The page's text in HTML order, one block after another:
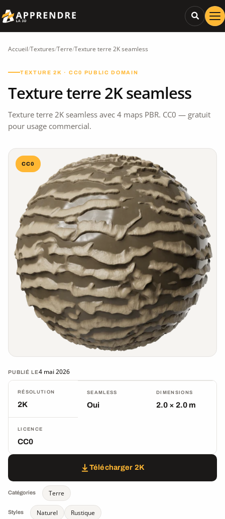
Accueil/Textures/Terre/Texture terre 2K seamless
TEXTURE 2K · CC0 PUBLIC DOMAIN
Texture terre 2K seamless
Texture terre 2K seamless avec 4 maps PBR. CC0 — gratuit
pour usage commercial.
CC0
PUBLIÉ LE4 mai 2026
RÉSOLUTION
2K
SEAMLESS
Oui
DIMENSIONS
2.0 × 2.0 m
LICENCE
CC0
Télécharger 2K
Catégories Terre
Styles Naturel Rustique